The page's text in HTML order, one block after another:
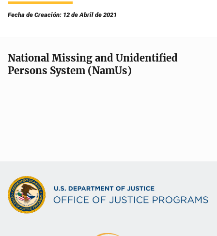
Fecha de Creación: 12 de Abril de 2021
National Missing and Unidentified
Persons System (NamUs)